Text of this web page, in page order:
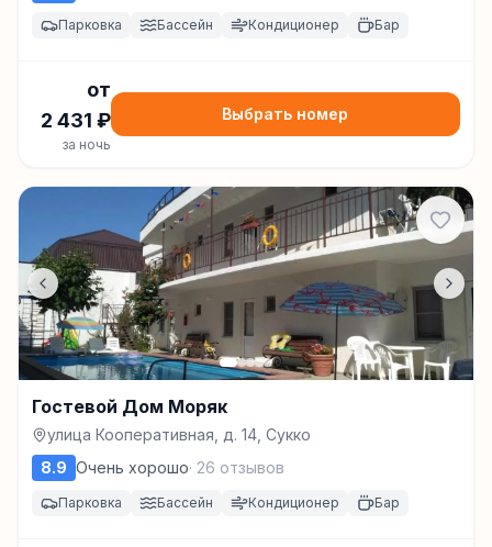
Парковка Бассейн Кондиционер Бар
от
2 431 ₽
за ночь
Выбрать номер
Гостевой Дом Моряк
улица Кооперативная, д. 14, Сукко
8.9 Очень хорошо· 26 отзывов
Парковка Бассейн Кондиционер Бар